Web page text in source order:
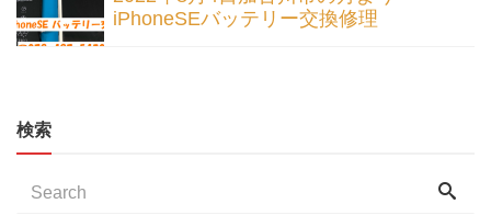
iPhoneSEバッテリー交換修理
検索